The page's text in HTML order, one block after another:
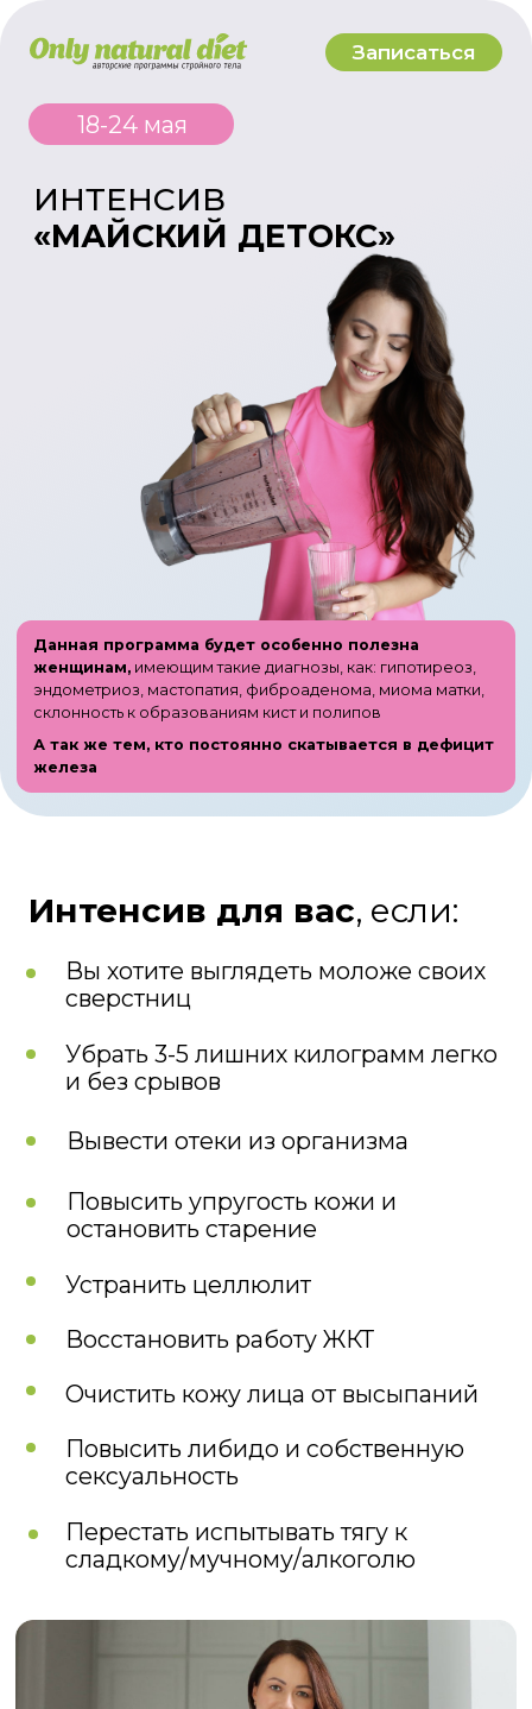
Записаться
Интенсив для вас, если:
ИНТЕНСИВ
Вы хотите выглядеть моложе своих
сверстниц
Убрать 3-5 лишних килограмм легко
и без срывов
Вывести отеки из организма
Устранить целлюлит
Очистить кожу лица от высыпаний
сексуальность
Перестать испытывать тягу к
Данная программа будет особенно полезна
имеющим такие диагнозы, как: гипотиреоз,
эндометриоз, мастопатия, фиброаденома, миома матки,
склонность к образованиям кист и полипов
А так же тем, кто постоянно скатывается в дефицит
НА ИНТЕНСИВЕВАС ОЖИДАЕТ
Готовая программа питания
для мягкого очищения организма
Вкусные и полезные рецепты
Закрытый МАХ и ТГ-канал
эксклюзивной информацией
интегративной медицины
ЕкатеринаОксенюк